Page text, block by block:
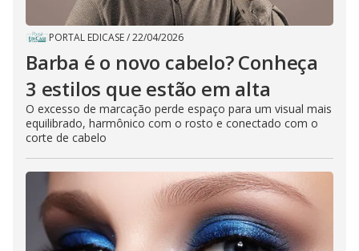
PORTAL EDICASE/22/04/2026
Barba é o novo cabelo? Conheça
3 estilos que estão em alta
O excesso de marcação perde espaço para um visual mais
equilibrado, harmônico com o rosto e conectado com o
corte de cabelo